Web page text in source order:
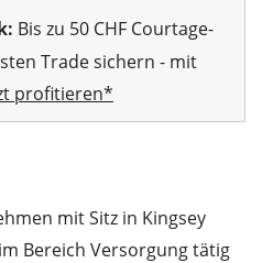
Bis zu 50 CHF Courtage-
Trade sichern - mit
profitieren*
mit Sitz in Kingsey
Bereich Versorgung tätig